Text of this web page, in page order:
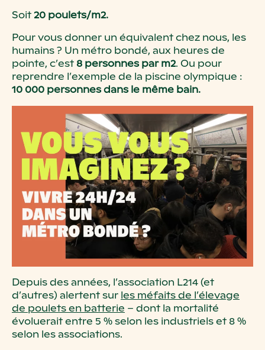
Soit 20 poulets/m2.
Pour vous donner un équivalent chez nous, les
humains ? Un métro bondé, aux heures de
pointe, c’est 8 personnes par m2. Ou pour
reprendre l’exemple de la piscine olympique :
10 000 personnes dans le même bain.
Depuis des années, l’association L214 (et
d’autres) alertent sur les méfaits de l’élevage
de poulets en batterie – dont la mortalité
évoluerait entre 5 % selon les industriels et 8 %
selon les associations.